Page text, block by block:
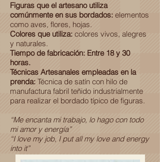
Figuras que el artesano utiliza
comúnmente en sus bordados: elementos
como aves, flores, hojas.
Colores que utiliza: colores vivos, alegres
y naturales.
Tiempo de fabricación: Entre 18 y 30
horas.
Técnicas Artesanales empleadas en la
prenda: Técnica de satín con hilo de
manufactura fabril teñido industrialmente
para realizar el bordado típico de figuras.
“Me encanta mi trabajo, lo hago con todo
mi amor y energía”
“I love my job, I put all my love and energy
into it”